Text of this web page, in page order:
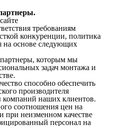
.
требованиям
конкуренции, политика
на основе следующих
которым мы
задач монтажа и
способно обеспечить
производителя
наших клиентов.
соотношения цен на
неизменном качестве
персонал на